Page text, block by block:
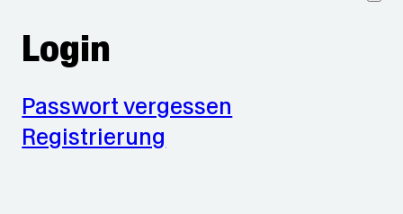
Login
Passwort vergessen
Registrierung